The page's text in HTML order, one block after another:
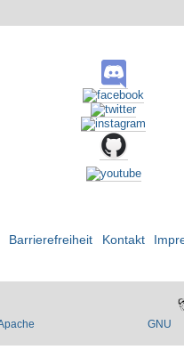
Barrierefreiheit Kontakt
GNU